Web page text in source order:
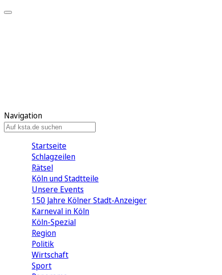
Navigation
Startseite
Schlagzeilen
Rätsel
Köln und Stadtteile
Unsere Events
150 Jahre Kölner Stadt-Anzeiger
Karneval in Köln
Köln-Spezial
Region
Politik
Wirtschaft
Sport